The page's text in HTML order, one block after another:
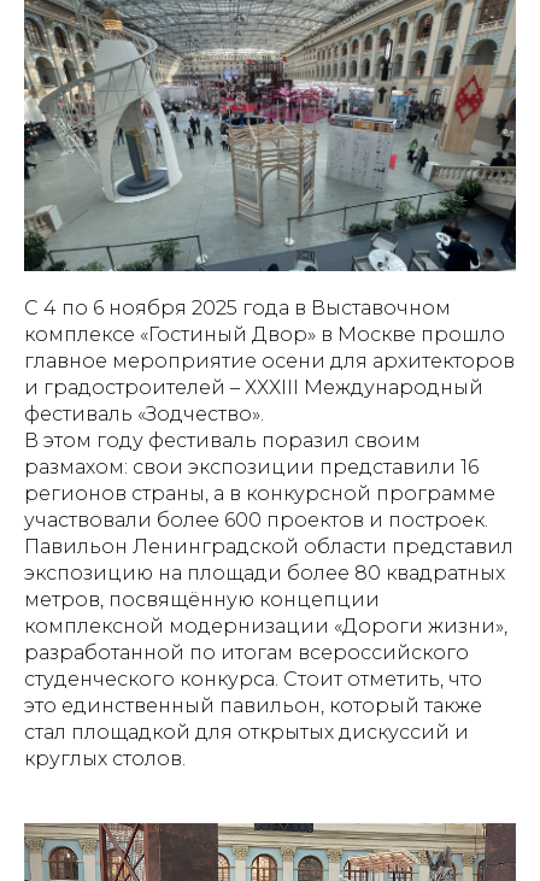
С 4 по 6 ноября 2025 года в Выставочном
комплексе «Гостиный Двор» в Москве прошло
главное мероприятие осени для архитекторов
и градостроителей – ХХХІII Международный
фестиваль «Зодчество».
В этом году фестиваль поразил своим
размахом: свои экспозиции представили 16
регионов страны, а в конкурсной программе
участвовали более 600 проектов и построек.
Павильон Ленинградской области представил
экспозицию на площади более 80 квадратных
метров, посвящённую концепции
комплексной модернизации «Дороги жизни»,
разработанной по итогам всероссийского
студенческого конкурса. Стоит отметить, что
это единственный павильон, который также
стал площадкой для открытых дискуссий и
круглых столов.